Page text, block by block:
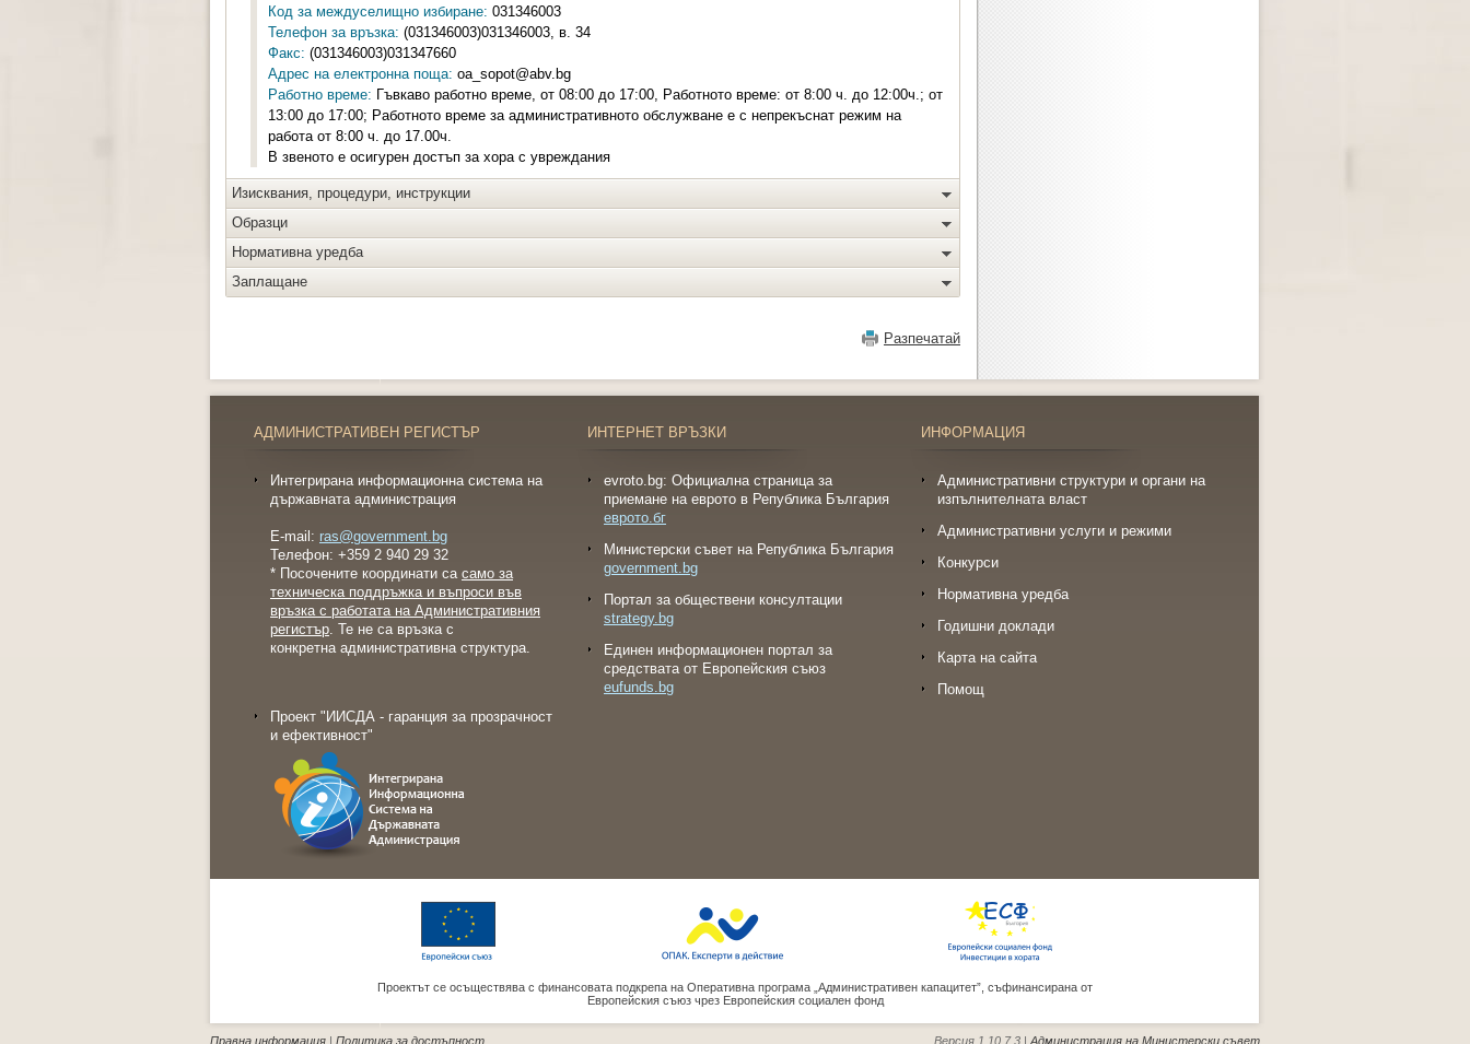
Код за междуселищно избиране: 031346003
Телефон за връзка: (031346003)031346003, в. 34
Факс: (031346003)031347660
Адрес на електронна поща: oa_sopot@abv.bg
Работно време: Гъвкаво работно време, от 08:00 до 17:00, Работното време: от 8:00 ч. до 12:00ч.; от
13:00 до 17:00; Работното време за административното обслужване е с непрекъснат режим на
работа от 8:00 ч. до 17.00ч.
В звеното е осигурен достъп за хора с увреждания
Изисквания, процедури, инструкции
Образци
Нормативна уредба
Заплащане
Разпечатай
АДМИНИСТРАТИВЕН РЕГИСТЪР
Интегрирана информационна система на
държавната администрация
E-mail: ras@government.bg
Телефон: +359 2 940 29 32
* Посочените координати са само за
техническа поддръжка и въпроси във
връзка с работата на Административния
регистър. Те не са връзка с
конкретна административна структура.
Проект "ИИСДА - гаранция за прозрачност
и ефективност"
ИНТЕРНЕТ ВРЪЗКИ
evroto.bg: Официална страница за
приемане на еврото в Република България
еврото.бг
Министерски съвет на Република България
government.bg
Портал за обществени консултации
strategy.bg
Eдинен информационен портал за
средствата от Европейския съюз
eufunds.bg
ИНФОРМАЦИЯ
Административни структури и органи на
изпълнителната власт
Административни услуги и режими
Конкурси
Нормативна уредба
Годишни доклади
Карта на сайта
Помощ
Проектът се осъществява с финансовата подкрепа на Оперативна програма „Административен капацитет”, съфинансирана от
Европейския съюз чрез Европейския социален фонд
Правна информация | Политика за достъпност Версия 1.10.7.3 | Администрация на Министерски съвет